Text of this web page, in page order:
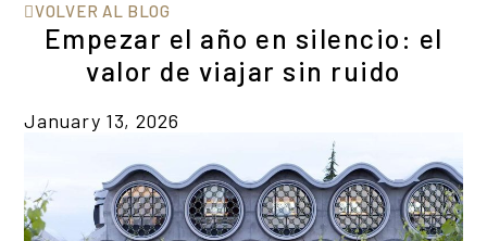
VOLVER AL BLOG
Empezar el año en silencio: el
valor de viajar sin ruido
January 13, 2026